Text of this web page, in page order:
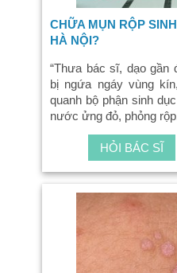
CHỮA MỤN RỘP
HÀ NỘI?
“Thưa bác sĩ, dạo gần
bị ngứa ngáy vùng
quanh bộ phận sinh
nước ửng đỏ, phỏng
HỎI BÁC SĨ